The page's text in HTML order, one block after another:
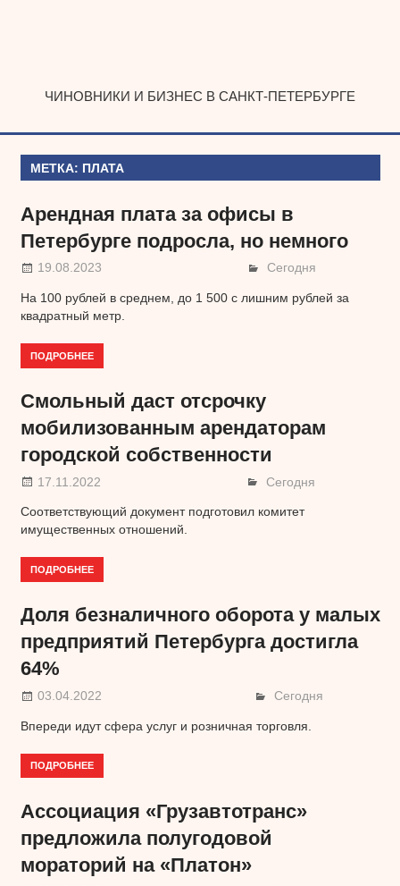
ЧИНОВНИКИ И БИЗНЕС В САНКТ-ПЕТЕРБУРГЕ
МЕТКА: ПЛАТА
Арендная плата за офисы в
Петербурге подросла, но немного
19.08.2023 Сегодня
На 100 рублей в среднем, до 1 500 с лишним рублей за
квадратный метр.
ПОДРОБНЕЕ
Смольный даст отсрочку
мобилизованным арендаторам
городской собственности
17.11.2022 Сегодня
Соответствующий документ подготовил комитет
имущественных отношений.
ПОДРОБНЕЕ
Доля безналичного оборота у малых
предприятий Петербурга достигла
64%
03.04.2022 Сегодня
Впереди идут сфера услуг и розничная торговля.
ПОДРОБНЕЕ
Ассоциация «Грузавтотранс»
предложила полугодовой
мораторий на «Платон»